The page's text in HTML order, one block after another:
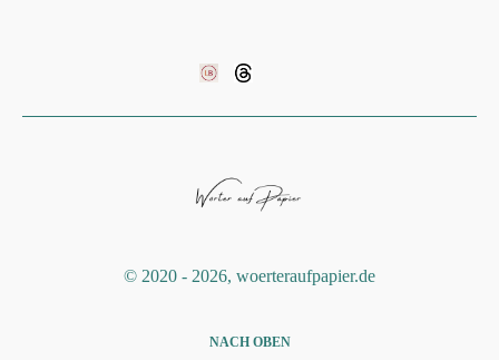
©️ 2020 - 2026, woerteraufpapier.de
NACH OBEN